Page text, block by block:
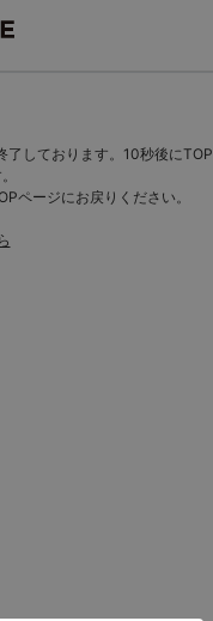
了しております。10秒後にTOP
ページにお戻りください。